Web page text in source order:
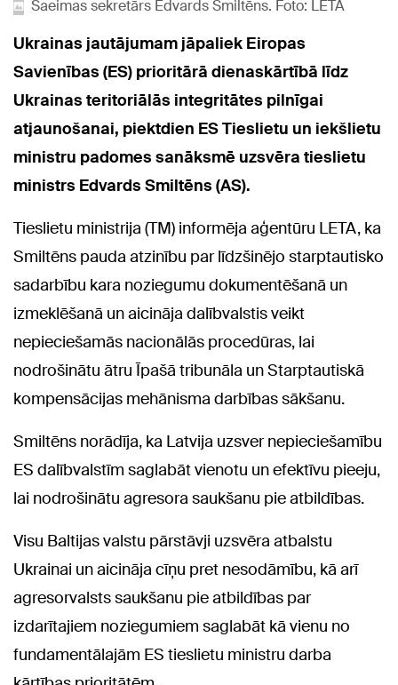
Saeimas sekretārs Edvards Smiltēns. Foto: LETA
Ukrainas jautājumam jāpaliek Eiropas
Savienības (ES) prioritārā dienaskārtībā līdz
Ukrainas teritoriālās integritātes pilnīgai
atjaunošanai, piektdien ES Tieslietu un iekšlietu
ministru padomes sanāksmē uzsvēra tieslietu
ministrs Edvards Smiltēns (AS).
Tieslietu ministrija (TM) informēja aģentūru LETA, ka
Smiltēns pauda atzinību par līdzšinējo starptautisko
sadarbību kara noziegumu dokumentēšanā un
izmeklēšanā un aicināja dalībvalstis veikt
nepieciešamās nacionālās procedūras, lai
nodrošinātu ātru Īpašā tribunāla un Starptautiskā
kompensācijas mehānisma darbības sākšanu.
Smiltēns norādīja, ka Latvija uzsver nepieciešamību
ES dalībvalstīm saglabāt vienotu un efektīvu pieeju,
lai nodrošinātu agresora saukšanu pie atbildības.
Visu Baltijas valstu pārstāvji uzsvēra atbalstu
Ukrainai un aicināja cīņu pret nesodāmību, kā arī
agresorvalsts saukšanu pie atbildības par
izdarītajiem noziegumiem saglabāt kā vienu no
fundamentālajām ES tieslietu ministru darba